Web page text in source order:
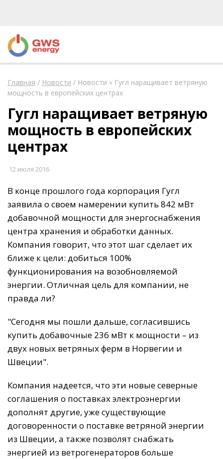
Главная / Новости / Новости » Гугл наращивает ветряную
мощность в европейских центрах
Гугл наращивает ветряную
мощность в европейских
центрах
12 июля 2016
В конце прошлого года корпорация Гугл
заявила о своем намерении купить 842 мВт
добавочной мощности для энергоснабжения
центра хранения и обработки данных.
Компания говорит, что этот шаг сделает их
ближе к цели: добиться 100%
функционирования на возобновляемой
энергии. Отличная цель для компании, не
правда ли?
"Сегодня мы пошли дальше, согласившись
купить добавочные 236 мВт к мощности – из
двух новых ветряных ферм в Норвегии и
Швеции".
Компания надеется, что эти новые северные
соглашения о поставках электроэнергии
дополнят другие, уже существующие
договоренности о поставке ветряной энергии
из Швеции, а также позволят снабжать
энергией из ветрогенераторов больше